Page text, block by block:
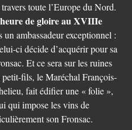
toute l’Europe du Nord.
de gloire au XVIIIe
ambassadeur exceptionnel :
ci décide d’acquérir pour sa
Et ce sera sur les ruines
petit-fils, le Maréchal François-
fait édifier une « folie »,
qui impose les vins de
son Fronsac.